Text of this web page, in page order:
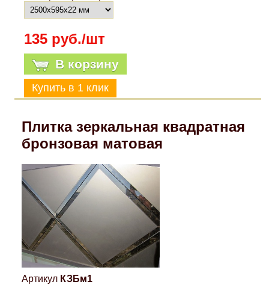
135 руб./шт
В корзину
Плитка зеркальная квадратная
бронзовая матовая
Артикул КЗБм1